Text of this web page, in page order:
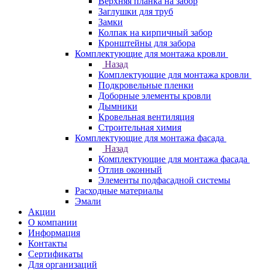
Заглушки для труб
Замки
Колпак на кирпичный забор
Кронштейны для забора
Комплектующие для монтажа кровли
Назад
Комплектующие для монтажа кровли
Подкровельные пленки
Доборные элементы кровли
Дымники
Кровельная вентиляция
Строительная химия
Комплектующие для монтажа фасада
Назад
Комплектующие для монтажа фасада
Отлив оконный
Элементы подфасадной системы
Расходные материалы
Эмали
Акции
О компании
Информация
Контакты
Сертификаты
Для организаций